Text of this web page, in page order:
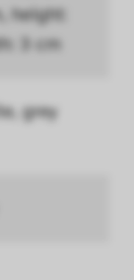
height:
3 cm
grey